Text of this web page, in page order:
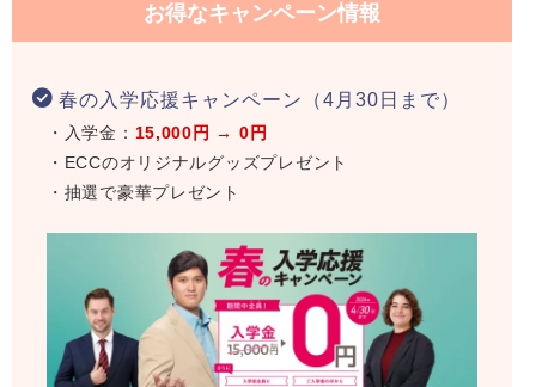
お得なキャンペーン情報
春の入学応援キャンペーン（4月30日まで）
・入学金： 15,000円 → 0円
・ECCのオリジナルグッズプレゼント
・抽選で豪華プレゼント